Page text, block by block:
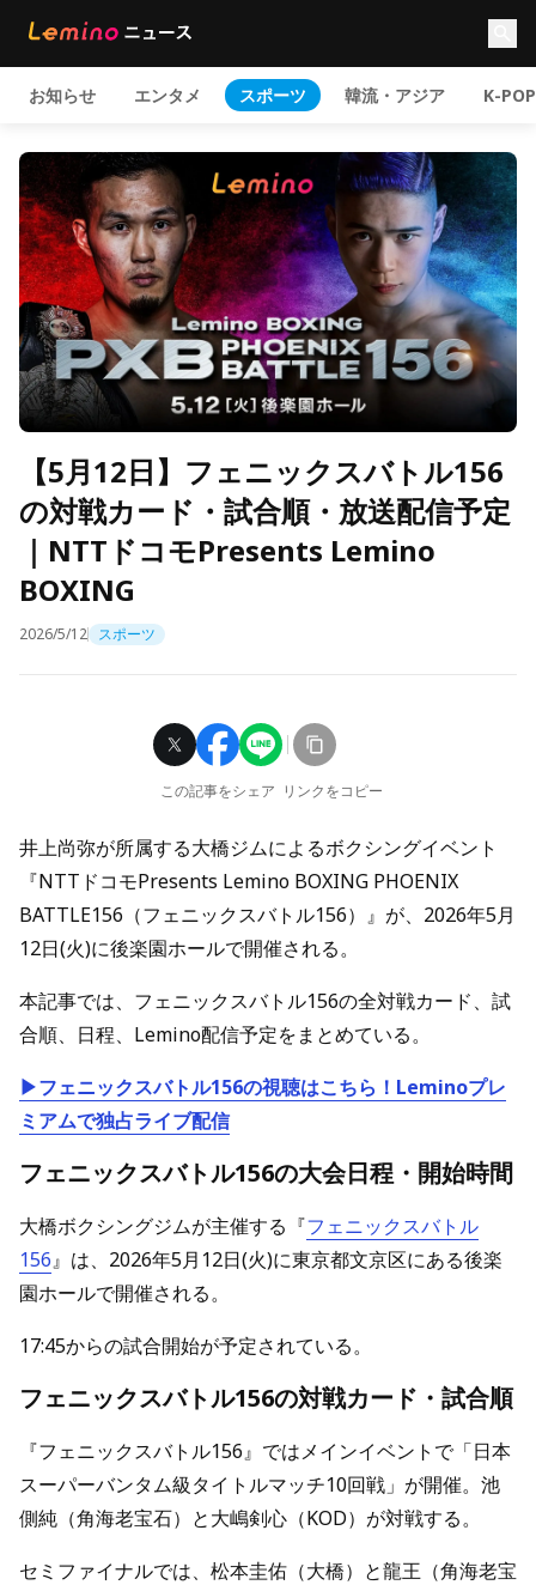
お知らせ エンタメ スポーツ 韓流・アジア K-POP
【5月12日】フェニックスバトル156
の対戦カード・試合順・放送配信予定
｜NTTドコモPresents Lemino
BOXING
2026/5/12 スポーツ
この記事をシェア リンクをコピー
井上尚弥が所属する大橋ジムによるボクシングイベント
『NTTドコモPresents Lemino BOXING PHOENIX
BATTLE156（フェニックスバトル156）』が、2026年5月
12日(火)に後楽園ホールで開催される。
本記事では、フェニックスバトル156の全対戦カード、試
合順、日程、Lemino配信予定をまとめている。
▶フェニックスバトル156の視聴はこちら！Leminoプレ
ミアムで独占ライブ配信
フェニックスバトル156の大会日程・開始時間
大橋ボクシングジムが主催する『フェニックスバトル
156』は、2026年5月12日(火)に東京都文京区にある後楽
園ホールで開催される。
17:45からの試合開始が予定されている。
フェニックスバトル156の対戦カード・試合順
『フェニックスバトル156』ではメインイベントで「日本
スーパーバンタム級タイトルマッチ10回戦」が開催。池
側純（角海老宝石）と大嶋剣心（KOD）が対戦する。
セミファイナルでは、松本圭佑（大橋）と龍王（角海老宝